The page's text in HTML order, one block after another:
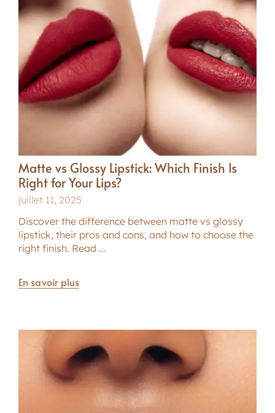
Matte vs Glossy Lipstick: Which Finish Is
Right for Your Lips?
juillet 11, 2025
Discover the difference between matte vs glossy
lipstick, their pros and cons, and how to choose the
right finish. Read ...
En savoir plus